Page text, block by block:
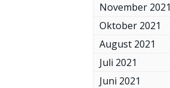
November 2021
Oktober 2021
August 2021
Juli 2021
Juni 2021